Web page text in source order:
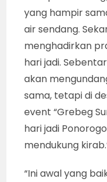
yang hampir
air sendang.
menghadirkan
hari jadi.
akan
sama, tetapi di
event “Grebeg
hari jadi
mendukung
“Ini awal yang